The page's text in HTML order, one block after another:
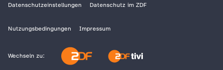
n
Datenschutzeinstellungen Datenschutz im ZDF
Nutzungsbedingungen Impressum
Wechseln zu: